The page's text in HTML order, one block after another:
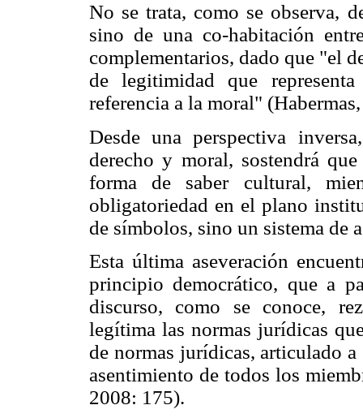
No se trata, como se observa,
sino de una co-habitación
complementarios, dado que "el
de legitimidad que
referencia a la moral"
Desde una perspectiva
derecho y moral, sostendrá
forma de saber cultural,
obligatoriedad en el plano
de símbolos, sino un sistema de
Esta última aseveración
principio democrático, que a
discurso, como se conoce,
legítima las normas jurídicas
de normas jurídicas, articulado
asentimiento de todos los
2008: 175).